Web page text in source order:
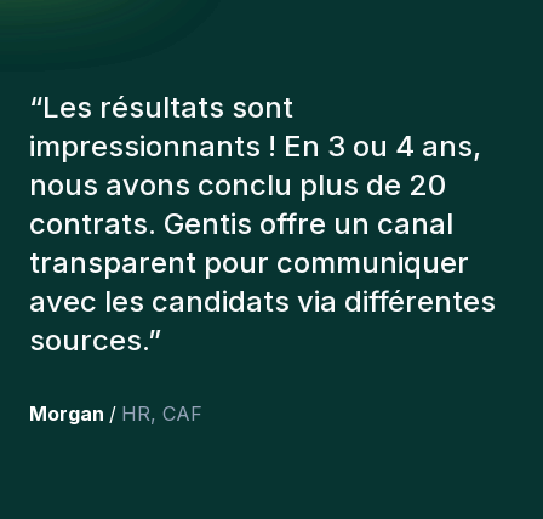
“Les consultants Gentis ont
toujours tenu compte de plusieurs
éléments afin de nous présenter
les bons candidats. Les personnes
que l'on a recruté sont toujours là
et personnellement,je suis très
content des personnes qu’on a